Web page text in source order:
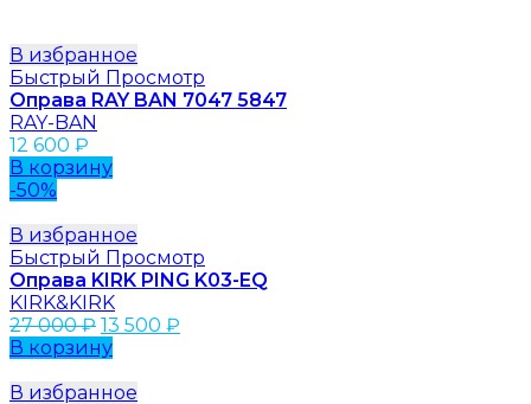
В избранное
Быстрый Просмотр
Оправа RAY BAN 7047 5847
RAY-BAN
12 600 ₽
В корзину
-50%
В избранное
Быстрый Просмотр
Оправа KIRK PING K03-EQ
KIRK&KIRK
27 000₽ 13 500 ₽
В корзину
В избранное